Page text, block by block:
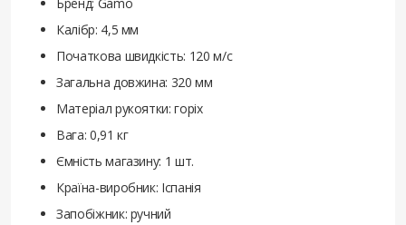
Калібр: 4,5 мм
Початкова швидкість: 120 м/с
Загальна довжина: 320 мм
Матеріал рукоятки: горіх
Вага: 0,91 кг
Ємність магазину: 1 шт.
Країна-виробник: Іспанія
Запобіжник: ручний